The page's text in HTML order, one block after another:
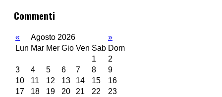
Commenti
« Agosto 2026
»
Lun Mar Mer Gio Ven Sab Dom
1
2
3
4 5 6 7 8
9
10
11 12 13 14 15
16
17
18 19 20 21 22
23